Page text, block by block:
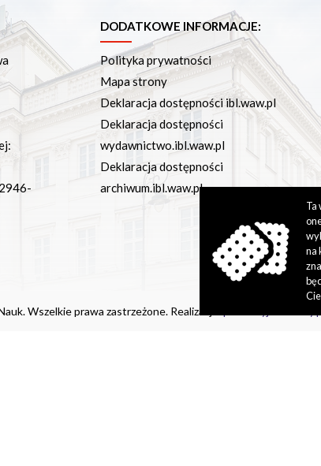
DODATKOWE INFORMACJE:
Polityka prywatności
Mapa strony
Deklaracja dostępności ibl.waw.pl
Deklaracja dostępności
wydawnictwo.ibl.waw.pl
Deklaracja dostępności
archiwum.ibl.waw.pl
Wszelkie prawa zastrzeżone. Realizacja:
Ta
na